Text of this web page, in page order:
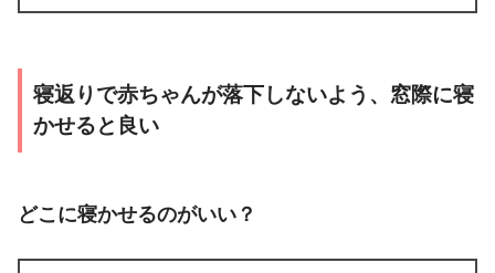
寝返りで赤ちゃんが落下しないよう、窓際に寝
かせると良い
どこに寝かせるのがいい？